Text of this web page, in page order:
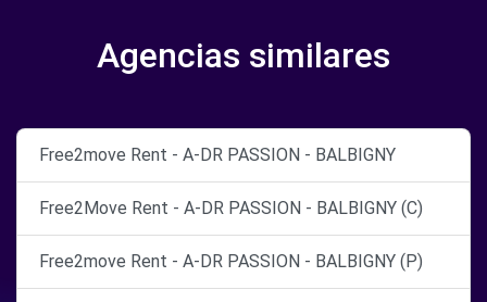
Agencias similares
Free2move Rent - A-DR PASSION - BALBIGNY
Free2Move Rent - A-DR PASSION - BALBIGNY (C)
Free2move Rent - A-DR PASSION - BALBIGNY (P)